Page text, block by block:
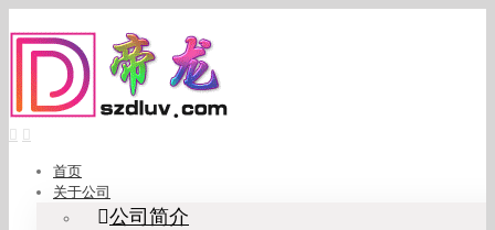
to
content
首页
关于公司
公司简介